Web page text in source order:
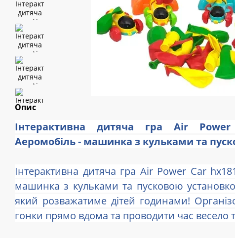
Опис
Інтерактивна дитяча гра Air
Аеромобіль - машинка з кульками та
Інтерактивна дитяча гра Air Power Car
машинка з кульками та пусковою
який розважатиме дітей годинами!
гонки прямо вдома та проводити час весело